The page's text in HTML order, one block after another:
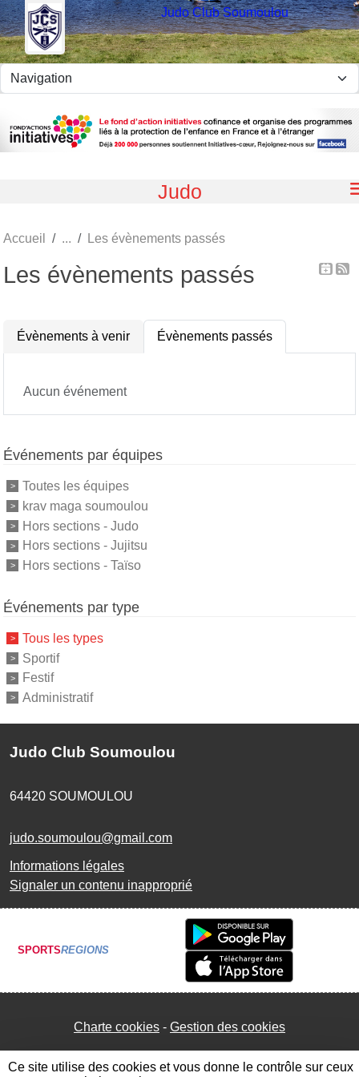
Judo Club Soumoulou
Judo
Accueil Les évènements passés
Les évènements passés
Évènements à venir Évènements passés
Aucun événement
Événements par équipes
Toutes les équipes
krav maga soumoulou
Hors sections - Judo
Hors sections - Jujitsu
Hors sections - Taïso
Événements par type
Tous les types
Sportif
Festif
Administratif
Judo Club Soumoulou
64420 SOUMOULOU
judo.soumoulou@gmail.com
Informations légales
Signaler un contenu inapproprié
SPORTSREGIONS
Charte cookies Gestion des cookies
Panneau de gestion des cookies
Ce site utilise des cookies et vous donne le contrôle sur ceux